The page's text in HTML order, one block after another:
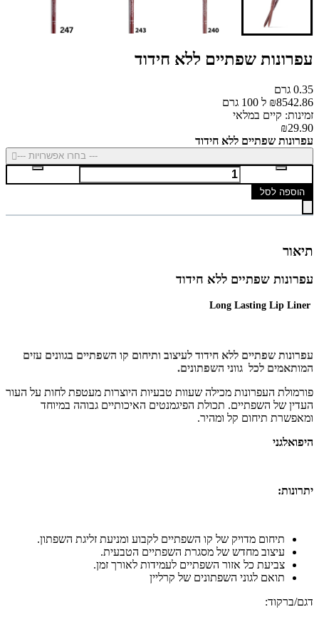
עפרונות שפתיים ללא חידוד
0.35 גרם
₪8542.86 ל 100 גרם
זמינות: קיים במלאי
₪29.90
עפרונות שפתיים ללא חידוד
--- בחרו אפשרויות ---
הוספה לסל
תיאור
עפרונות שפתיים ללא חידוד
עפרונות שפתיים ללא חידוד לעיצוב ותיחום קו השפתיים בגוונים עזים
המותאמים לכל גווני השפתונים.
פורמולת העפרונות מכילה שעוות טבעיות היוצרות מעטפת לחות על העור
העדין של השפתיים. תכולת הפיגמנטים האיכותיים גבוהה במיוחד
ומאפשרת תיחום קל ומהיר.
היפואלגני
יתרונות:
תיחום מדויק של קו השפתיים לקבוע ומניעת זליגת השפתון.
עיצוב מחדש של מסגרת השפתיים הטבעית.
צביעת כל אזור השפתיים לעמידות לאורך זמן.
תואם לגוני השפתונים של קרליין
דגם/ברקוד: